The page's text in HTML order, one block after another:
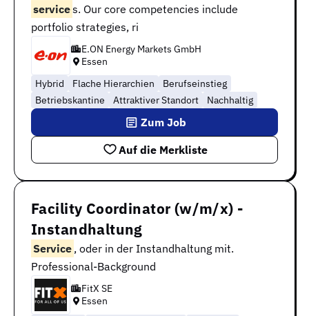
services. Our core competencies include
portfolio strategies, ri
E.ON Energy Markets GmbH
Essen
Hybrid
Flache Hierarchien
Berufseinstieg
Betriebskantine
Attraktiver Standort Nachhaltig
Auf die Merkliste
Zum Job
Facility Coordinator (w/m/x) -
Instandhaltung
Service , oder in der Instandhaltung mit.
Professional-Background
FitX SE
Essen